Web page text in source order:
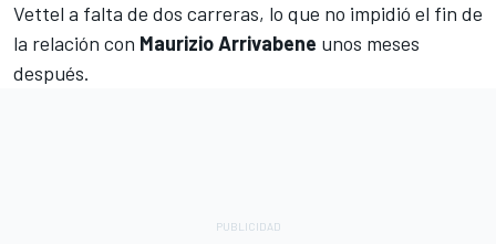
Vettel a falta de dos carreras, lo que no impidió el fin de
la relación con Maurizio Arrivabene unos meses
después.